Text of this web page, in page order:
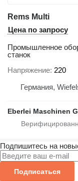
Rems Multi
Цена по запросу
Промышленное
станок
Напряжение 220
Германия,
Eberlei Maschinen
Подпишитесь на
Подписаться